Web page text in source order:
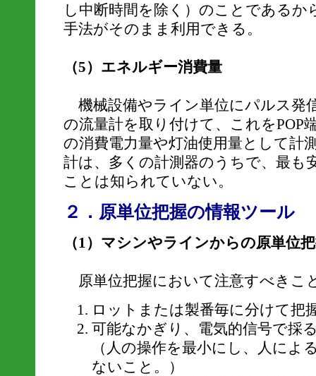
し中断時間を除く）のことであるか
手法がそのまま利用できる。
（5）エネルギー消費量
機械設備やライン単位にパルス発
の流量計を取り付けて、これをPOP
の消費電力量や灯油使用量として計
計は、多くの計測器のうちで、最も
ことは知られていない。
２．原単位把握の情報ツール
（1）マシンやラインからの原単位
原単位把握において注意すべきこ
ロットまたは製番毎に分けて把
可能なかぎり、電気的信号で採
（人の操作を最小にし、人に
ないこと。）